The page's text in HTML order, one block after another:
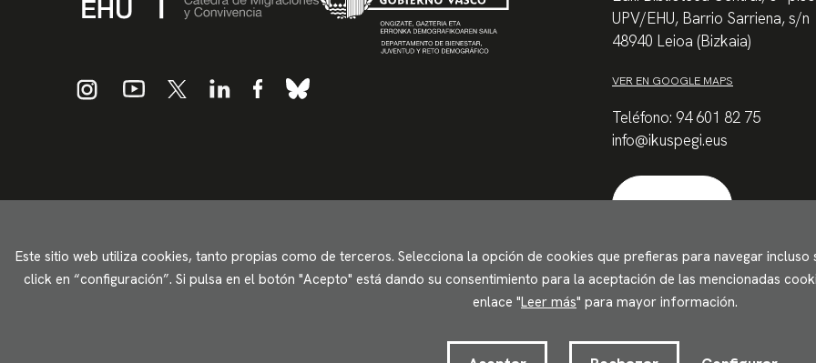
UPV/EHU, Barrio Sarriena, s/n
48940 Leioa (Bizkaia)
VER EN GOOGLE MAPS
Teléfono: 94 601 82 75
info@ikuspegi.eus
Contactar
Este sitio web utiliza cookies, tanto propias como de terceros. Selecciona la opción de cookies que prefieras para navegar
click en “configuración”. Si pulsa en el botón "Acepto" está dando su consentimiento para la aceptación de las mencionadas
enlace "Leer más" para mayor información.